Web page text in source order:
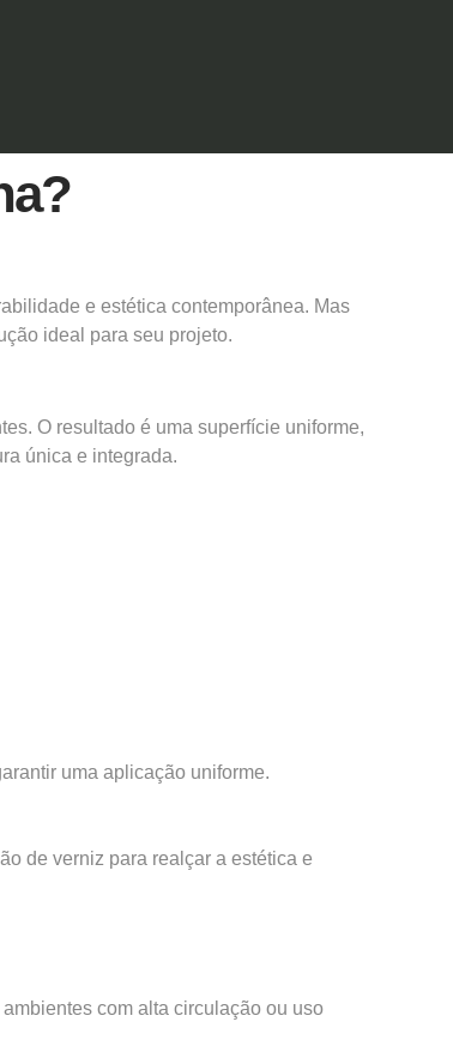
e estética contemporânea. Mas
ideal para seu projeto.
O resultado é uma superfície uniforme,
única e integrada.
uma aplicação uniforme.
de verniz para realçar a estética e
com alta circulação ou uso